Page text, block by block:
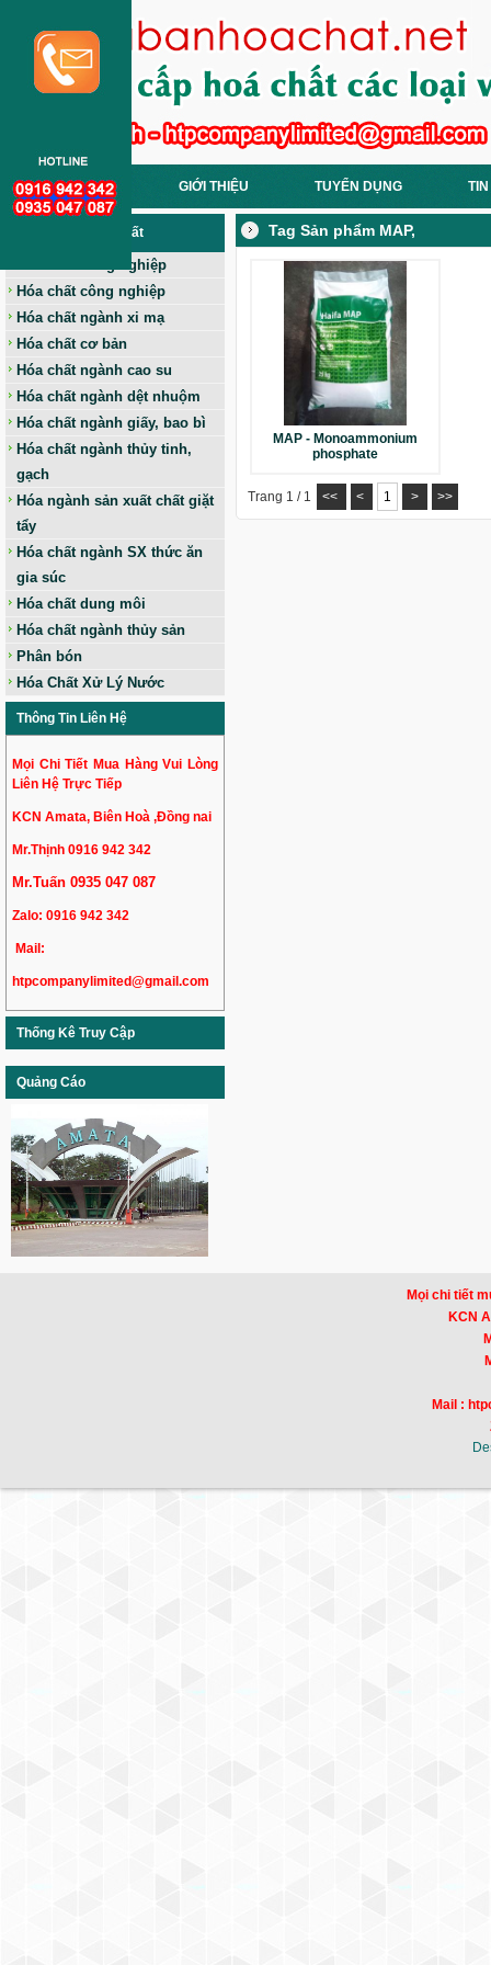
TRANG CHỦ GIỚI THIỆU TUYỂN DỤNG
Các Loại Hoá Chất
Hóa chất nông nghiệp
Hóa chất công nghiệp
Hóa chất ngành xi mạ
Hóa chất cơ bản
Hóa chất ngành cao su
Hóa chất ngành dệt nhuộm
Hóa chất ngành giấy, bao bì
Hóa chất ngành thủy tinh,
gạch
Hóa ngành sản xuất chất giặt
tẩy
Hóa chất ngành SX thức ăn
gia súc
Hóa chất dung môi
Hóa chất ngành thủy sản
Phân bón
Hóa Chất Xử Lý Nước
Thông Tin Liên Hệ
Mọi Chi Tiết Mua Hàng Vui Lòng
Liên Hệ Trực Tiếp
KCN Amata, Biên Hoà ,Đồng nai
Mr.Thịnh 0916 942 342
Mr.Tuấn 0935 047 087
Zalo: 0916 942 342
Mail:
htpcompanylimited@gmail.com
Thống Kê Truy Cập
Quảng Cáo
Tag Sản phẩm MAP,
MAP - Monoammonium
phosphate
Trang 1 / 1 << < 1 > >>
Mọi chi tiết
KCN
Mail :